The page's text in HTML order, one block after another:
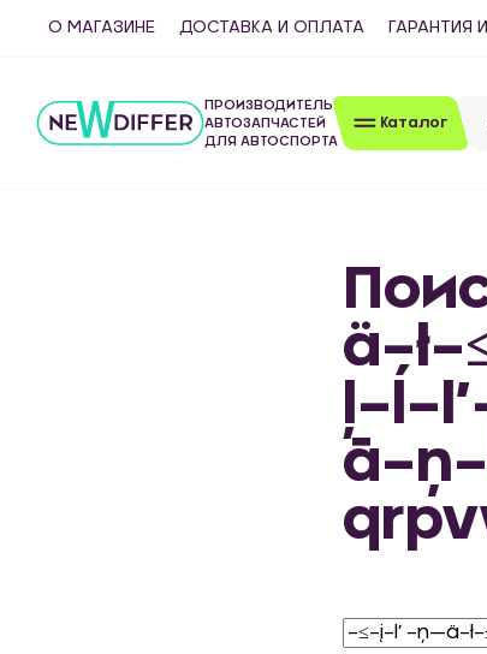
О МАГАЗИНЕ ДОСТАВКА И ОПЛАТА ГАРАНТИЯ
ПРОИЗВОДИТЕЛЬ
АВТОЗАПЧАСТЕЙ
ДЛЯ АВТОСПОРТА
Каталог